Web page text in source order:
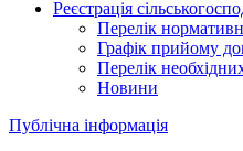
Реєстрація
Перелік
Графік прийому
Перелік
Новини
Публічна інформація